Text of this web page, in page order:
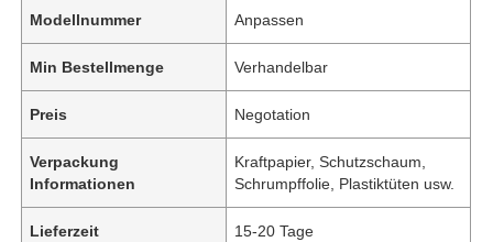
Modellnummer Anpassen
Min Bestellmenge Verhandelbar
Preis Negotation
Verpackung
Informationen
Kraftpapier, Schutzschaum,
Schrumpffolie, Plastiktüten usw.
Lieferzeit 15-20 Tage